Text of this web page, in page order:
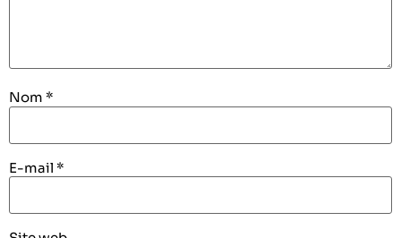
Nom *
E-mail *